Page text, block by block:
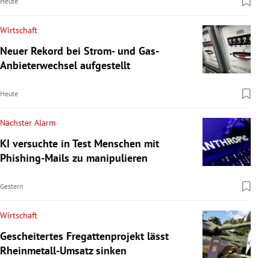
Wirtschaft
Neuer Rekord bei Strom- und Gas-
Anbieterwechsel aufgestellt
Heute
Nächster Alarm
KI versuchte in Test Menschen mit
Phishing-Mails zu manipulieren
Gestern
Wirtschaft
Gescheitertes Fregattenprojekt lässt
Rheinmetall-Umsatz sinken